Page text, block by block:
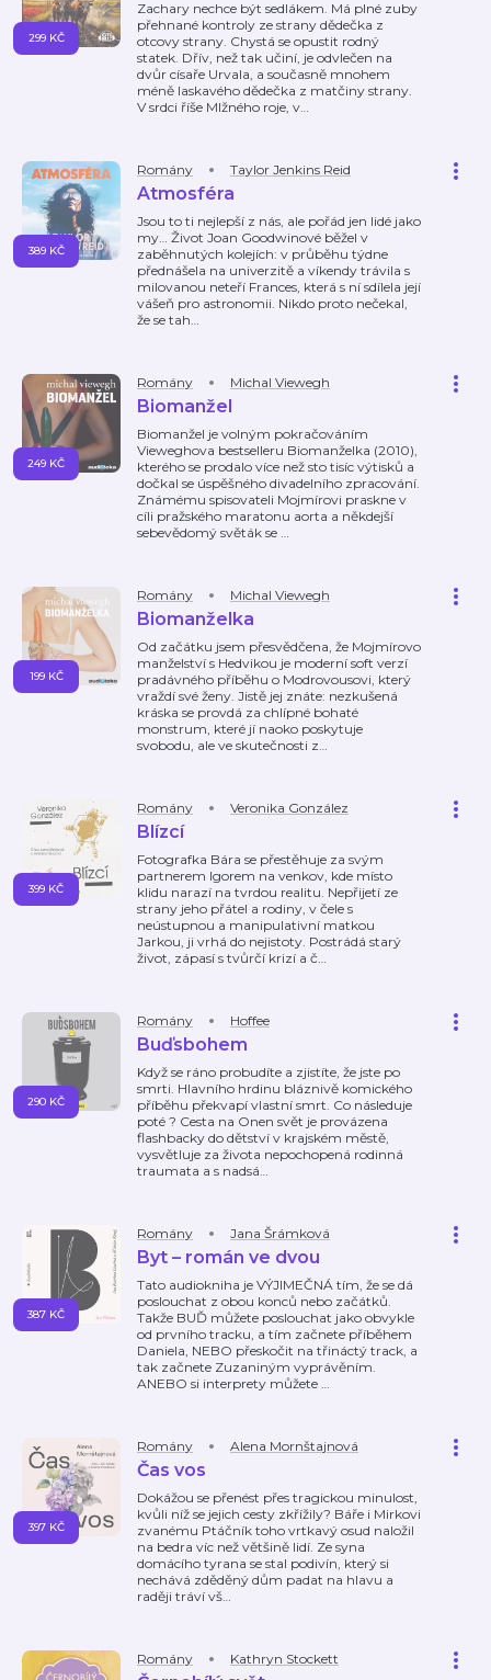
Zachary nechce být sedlákem. Má plné zuby
přehnané kontroly ze strany dědečka z
otcovy strany. Chystá se opustit rodný
statek. Dřív, než tak učiní, je odvlečen na
dvůr císaře Urvala, a současně mnohem
méně laskavého dědečka z matčiny strany.
V srdci říše Mlžného roje, v…
299 KČ
Romány Taylor Jenkins Reid
Atmosféra
Jsou to ti nejlepší z nás, ale pořád jen lidé jako
my… Život Joan Goodwinové běžel v
zaběhnutých kolejích: v průběhu týdne
přednášela na univerzitě a víkendy trávila s
milovanou neteří Frances, která s ní sdílela její
vášeň pro astronomii. Nikdo proto nečekal,
že se tah…
389 KČ
Romány Michal Viewegh
Biomanžel
Biomanžel je volným pokračováním
Vieweghova bestselleru Biomanželka (2010),
kterého se prodalo více než sto tisíc výtisků a
dočkal se úspěšného divadelního zpracování.
Známému spisovateli Mojmírovi praskne v
cíli pražského maratonu aorta a někdejší
sebevědomý světák se …
249 KČ
Romány Michal Viewegh
Biomanželka
Od začátku jsem přesvědčena, že Mojmírovo
manželství s Hedvikou je moderní soft verzí
pradávného příběhu o Modrovousovi, který
vraždí své ženy. Jistě jej znáte: nezkušená
kráska se provdá za chlípné bohaté
monstrum, které jí naoko poskytuje
svobodu, ale ve skutečnosti z…
199 KČ
Romány Veronika González
Blízcí
Fotografka Bára se přestěhuje za svým
partnerem Igorem na venkov, kde místo
klidu narazí na tvrdou realitu. Nepřijetí ze
strany jeho přátel a rodiny, v čele s
neústupnou a manipulativní matkou
Jarkou, ji vrhá do nejistoty. Postrádá starý
život, zápasí s tvůrčí krizí a č…
399 KČ
Romány Hoffee
Buďsbohem
Když se ráno probudíte a zjistíte, že jste po
smrti. Hlavního hrdinu bláznivě komického
příběhu překvapí vlastní smrt. Co následuje
poté ? Cesta na Onen svět je provázena
flashbacky do dětství v krajském městě,
vysvětluje za života nepochopená rodinná
traumata a s nadsá…
290 KČ
Romány Jana Šrámková
Byt – román ve dvou
Tato audiokniha je VÝJIMEČNÁ tím, že se dá
poslouchat z obou konců nebo začátků.
Takže BUĎ můžete poslouchat jako obvykle
od prvního tracku, a tím začnete příběhem
Daniela, NEBO přeskočit na třináctý track, a
tak začnete Zuzaniným vyprávěním.
ANEBO si interprety můžete …
387 KČ
Romány Alena Mornštajnová
Čas vos
Dokážou se přenést přes tragickou minulost,
kvůli níž se jejich cesty zkřížily? Báře i Mirkovi
zvanému Ptáčník toho vrtkavý osud naložil
na bedra víc než většině lidí. Ze syna
domácího tyrana se stal podivín, který si
nechává zděděný dům padat na hlavu a
raději tráví vš…
397 KČ
Romány Kathryn Stockett